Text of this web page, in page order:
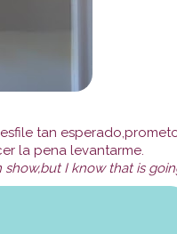
tan
la pena levantarme.
I know that is